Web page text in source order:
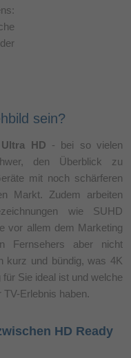
sein?
HD - bei so vielen
den Überblick zu
mit noch schärferen
Markt. Zudem arbeiten
wie SUHD
vor allem dem Marketing
Fernsehers aber nicht
kurz und bündig, was 4K
Sie ideal ist und welche
Erlebnis haben.
HD Ready